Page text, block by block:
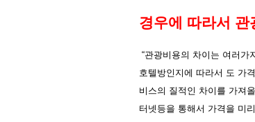
경우에 따라서 관
“관광비용의 차이는 여러가
호텔방인지에 따라서 도 가격
비스의 질적인 차이를 가져올
터넷등을 통해서 가격을 미리